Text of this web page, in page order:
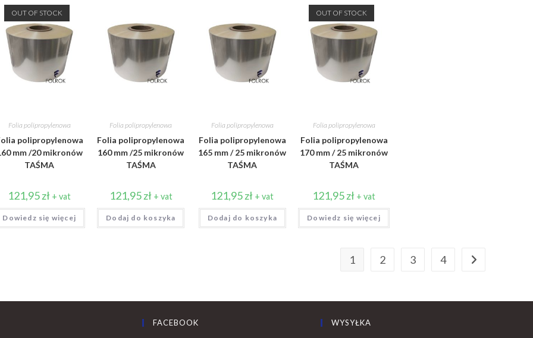
OUT OF STOCK
Folia polipropylenowa
polipropylenowa
mm /20 mikronów
TAŚMA
121,95zł + vat
Dowiedz się więcej
Folia polipropylenowa
Folia polipropylenowa
160 mm /25 mikronów
TAŚMA
121,95zł + vat
Dodaj do koszyka
Folia polipropylenowa
Folia polipropylenowa
165 mm / 25 mikronów
TAŚMA
121,95zł + vat
Dodaj do koszyka
OUT OF STOCK
Folia polipropylenowa
Folia polipropylenowa
170 mm / 25 mikronów
TAŚMA
121,95zł + vat
Dowiedz się więcej
1 2 3 4
FACEBOOK WYSYŁKA